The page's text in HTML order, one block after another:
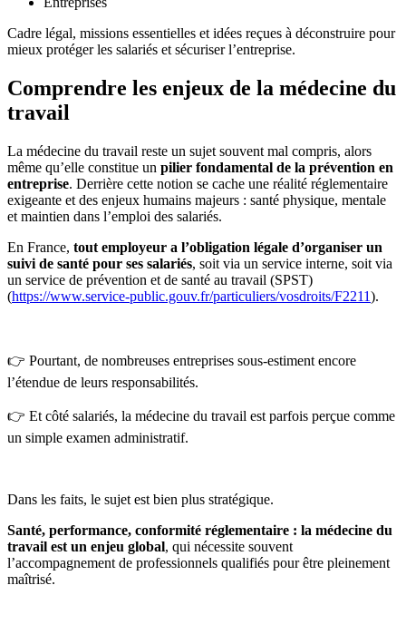
Cadre légal, missions essentielles et idées reçues à déconstruire pour
mieux protéger les salariés et sécuriser l’entreprise.
Comprendre les enjeux de la médecine du
travail
La médecine du travail reste un sujet souvent mal compris, alors
même qu’elle constitue un pilier fondamental de la prévention en
entreprise. Derrière cette notion se cache une réalité réglementaire
exigeante et des enjeux humains majeurs : santé physique, mentale
et maintien dans l’emploi des salariés.
En France, tout employeur a l’obligation légale d’organiser un
suivi de santé pour ses salariés, soit via un service interne, soit via
un service de prévention et de santé au travail (SPST)
(https://www.service-public.gouv.fr/particuliers/vosdroits/F2211).
👉 Pourtant, de nombreuses entreprises sous-estiment encore
l’étendue de leurs responsabilités.
👉 Et côté salariés, la médecine du travail est parfois perçue comme
un simple examen administratif.
Dans les faits, le sujet est bien plus stratégique.
Santé, performance, conformité réglementaire : la médecine du
travail est un enjeu global, qui nécessite souvent
l’accompagnement de professionnels qualifiés pour être pleinement
maîtrisé.